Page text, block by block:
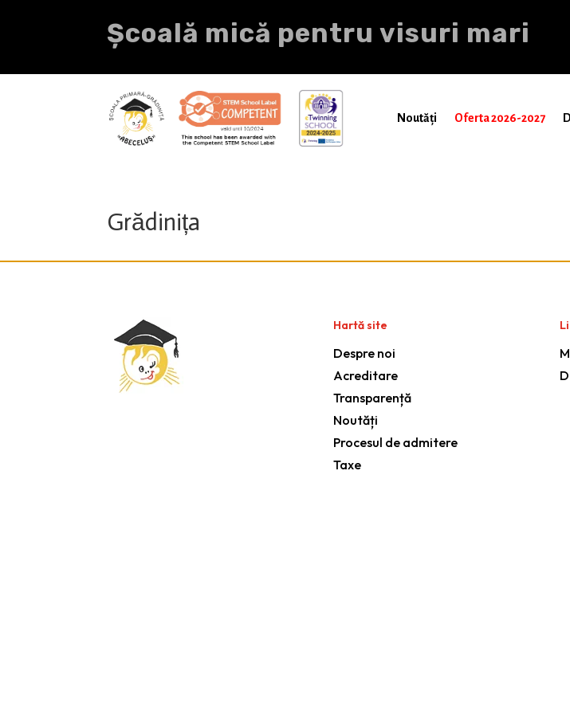
Școală mică pentru visuri mari
Noutăți Oferta 2026-2027
Grădinița
Hartă site
Despre noi
Acreditare
Transparență
Noutăți
Procesul de admitere
Taxe